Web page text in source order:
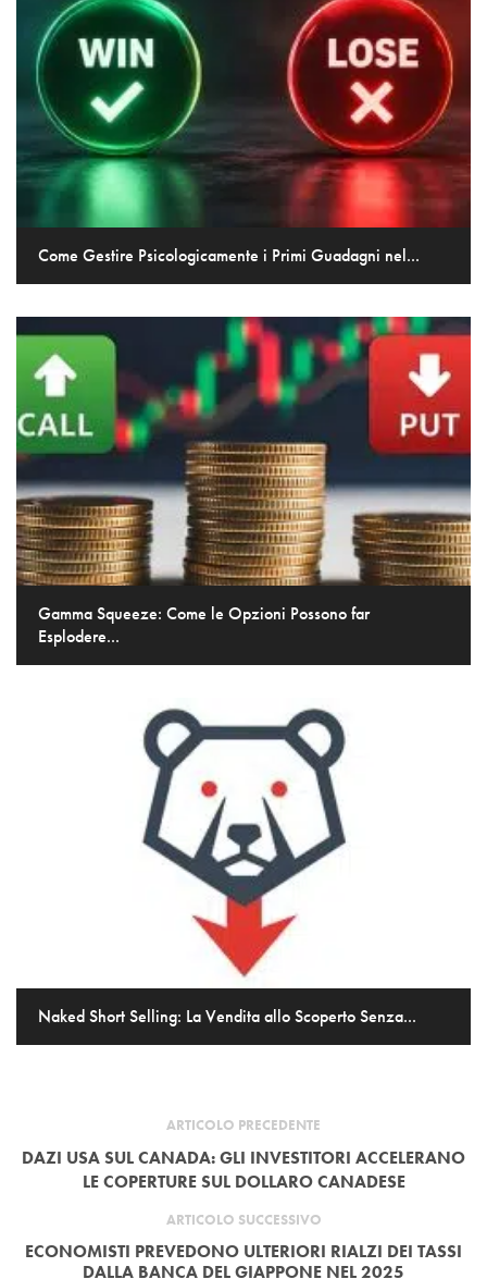
Come Gestire Psicologicamente i Primi Guadagni nel...
Gamma Squeeze: Come le Opzioni Possono far
Esplodere...
Naked Short Selling: La Vendita allo Scoperto Senza...
ARTICOLO PRECEDENTE
DAZI USA SUL CANADA: GLI INVESTITORI ACCELERANO
LE COPERTURE SUL DOLLARO CANADESE
ARTICOLO SUCCESSIVO
ECONOMISTI PREVEDONO ULTERIORI RIALZI DEI TASSI
DALLA BANCA DEL GIAPPONE NEL 2025